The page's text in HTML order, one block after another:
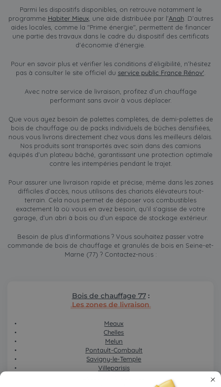
Parmi les dispositifs disponibles, on retrouve notamment le
programme Habiter Mieux, une aide distribuée par l'Anah. D’autres
aides locales, comme la "Prime énergie", permettent de financer
une partie des travaux dans le cadre du dispositif des certificats
d'économie d'énergie.
Pour en savoir plus et vérifier les conditions d’éligibilité, n’hésitez
pas à consulter le site officiel du service public France Rénov'
Avec notre service de livraison, profitez d’un chauffage
performant sans avoir à vous déplacer.
Que vous ayez besoin de palettes complètes, de demi-palettes de
bois de chauffage ou de packs individuels de bûches densifiées,
nous vous livrons directement chez vous dans les meilleurs délais.
Nos produits sont transportés avec soin dans des camions
équipés d’un plateau bâché, garantissant une protection optimale
contre les intempéries pendant le trajet.
Pour assurer une livraison rapide et précise, même dans les zones
difficiles d’accès, nous utilisons des chariots élévateurs tout-
terrain. Cela nous permet de déposer vos combustibles
exactement là où vous en avez besoin, qu’il s’agisse de votre
garage, d’un abri à bois ou d’un espace de stockage extérieur.
Besoin de plus d’informations ? Vous souhaitez passer votre
commande de bois de chauffage et granulés de bois en Seine-et-
Marne (77) ? Contactez-nous :
Bois de chauffage 77:
Les zones de livraison
Meaux
Chelles
Melun
Pontault-Combault
Savigny-le-Temple
Villeparisis